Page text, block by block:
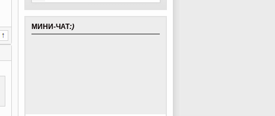
МИНИ-ЧАТ:)